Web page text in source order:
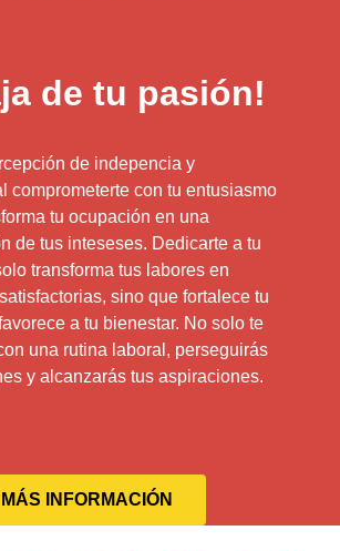
de tu pasión!
de indepencia y
comprometerte con tu entusiasmo
tu ocupación en una
de tus inteseses. Dedicarte a tu
transforma tus labores en
sino que fortalece tu
a tu bienestar. No solo te
una rutina laboral, perseguirás
y alcanzarás tus aspiraciones.
MÁS INFORMACIÓN